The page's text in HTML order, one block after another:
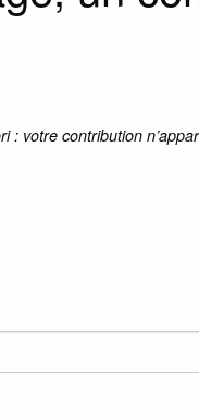
: votre contribution